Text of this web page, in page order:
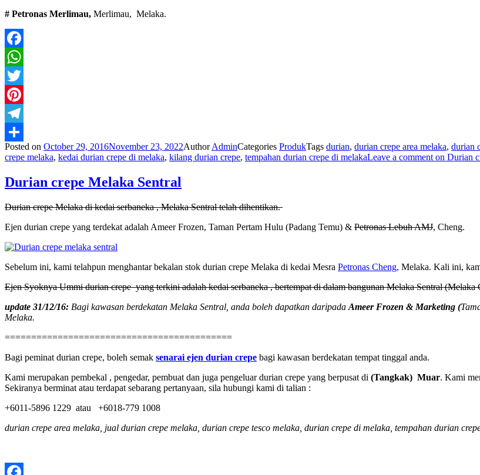
# Petronas Merlimau, Merlimau, Melaka.
Facebook
WhatsApp
Twitter
Pinterest
Telegram
Share
Posted on October 29, 2016November 23, 2022AuthorAdminCategories ProdukTags durian, durian crepe area melaka, durian
crepe melaka, kedai durian crepe di melaka, kilang durian crepe, tempahan durian crepe di melakaLeave a comment on Durian
Durian crepe Melaka Sentral
Durian crepe Melaka di kedai serbaneka , Melaka Sentral telah dihentikan.
Ejen durian crepe yang terdekat adalah Ameer Frozen, Taman Pertam Hulu (Padang Temu) & Petronas Lebuh AMJ, Cheng.
Sebelum ini, kami telahpun menghantar bekalan stok durian crepe Melaka di kedai Mesra Petronas Cheng, Melaka. Kali ini,
Ejen Syoknya Ummi durian crepe yang terkini adalah kedai serbaneka , bertempat di dalam bangunan Melaka Sentral (Melaka
update 31/12/16: Bagi kawasan berdekatan Melaka Sentral, anda boleh dapatkan daripada Ameer Frozen & Marketing (
Melaka.
===========================================
Bagi peminat durian crepe, boleh semak senarai ejen durian crepe bagi kawasan berdekatan tempat tinggal anda.
Kami merupakan pembekal , pengedar, pembuat dan juga pengeluar durian crepe yang berpusat di (Tangkak) Muar. Kami
Sekiranya berminat atau terdapat sebarang pertanyaan, sila hubungi kami di talian :
+6011-5896 1229 atau +6018-779 1008
durian crepe area melaka, jual durian crepe melaka, durian crepe tesco melaka, durian crepe di melaka, tempahan durian